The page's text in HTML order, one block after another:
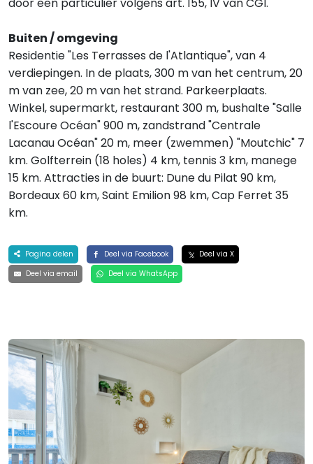
Buiten / omgeving
Residentie "Les Terrasses de l'Atlantique", van 4
verdiepingen. In de plaats, 300 m van het centrum, 20
m van zee, 20 m van het strand. Parkeerplaats.
Winkel, supermarkt, restaurant 300 m, bushalte "Salle
l'Escoure Océan" 900 m, zandstrand "Centrale
Lacanau Océan" 20 m, meer (zwemmen) "Moutchic" 7
km. Golfterrein (18 holes) 4 km, tennis 3 km, manege
15 km. Attracties in de buurt: Dune du Pilat 90 km,
Bordeaux 60 km, Saint Emilion 98 km, Cap Ferret 35
km.
Pagina delen Deel via Facebook
Deel via X
Deel via email
Deel via WhatsApp